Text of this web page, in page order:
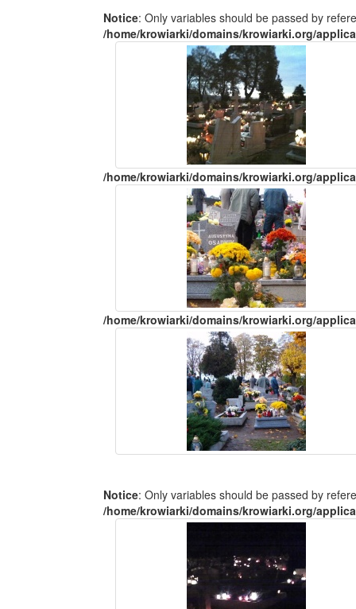
Notice: Only variables should be passed by
/home/krowiarki/domains/krowiarki.org/
/home/krowiarki/domains/krowiarki.org/
/home/krowiarki/domains/krowiarki.org/
Notice: Only variables should be passed by
/home/krowiarki/domains/krowiarki.org/